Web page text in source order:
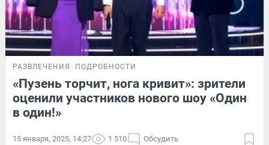
РАЗВЛЕЧЕНИЯ ПОДРОБНОСТИ
«Пузень торчит, нога кривит»: зрители
оценили участников нового шоу «Один
в один!»
15 января, 2025, 14:27 1 510 Обсудить